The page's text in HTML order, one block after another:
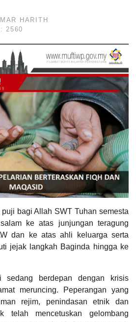
HARITH
2560
bagi Allah SWT Tuhan semesta
ke atas junjungan teragung
dan ke atas ahli keluarga serta
jejak langkah Baginda hingga ke
berdepan dengan krisis
meruncing. Peperangan yang
rejim, penindasan etnik dan
telah mencetuskan gelombang